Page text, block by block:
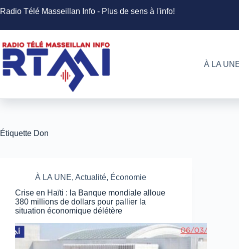
au
Radio Télé Masseillan Info - Plus de sens à l'info!
À LA
Étiquette Don
À LA UNE, Actualité, Économie
Crise en Haïti : la Banque mondiale alloue
380 millions de dollars pour pallier la
situation économique délétère